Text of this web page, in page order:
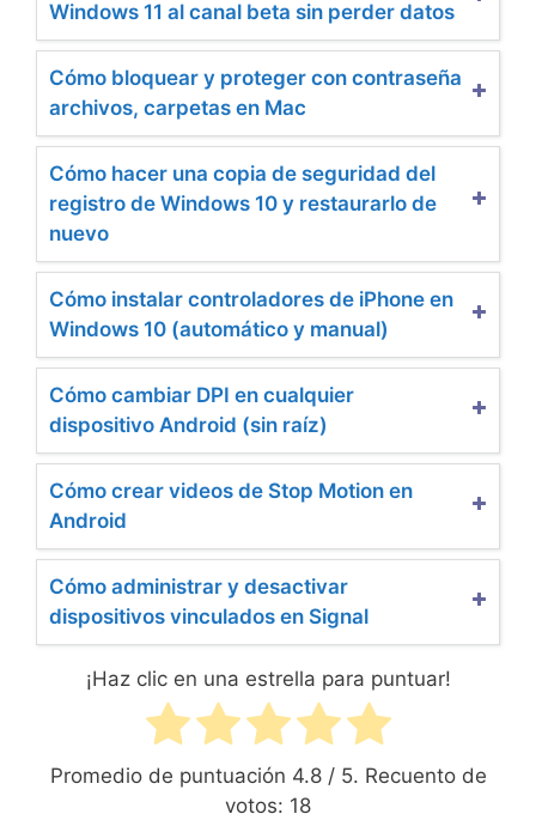
Windows 11 al canal beta sin perder datos
Cómo bloquear y proteger con contraseña
archivos, carpetas en Mac
Cómo hacer una copia de seguridad del
registro de Windows 10 y restaurarlo de
nuevo
Cómo instalar controladores de iPhone en
Windows 10 (automático y manual)
Cómo cambiar DPI en cualquier
dispositivo Android (sin raíz)
Cómo crear videos de Stop Motion en
Android
Cómo administrar y desactivar
dispositivos vinculados en Signal
¡Haz clic en una estrella para puntuar!
Promedio de puntuación 4.8/ 5. Recuento de
votos: 18